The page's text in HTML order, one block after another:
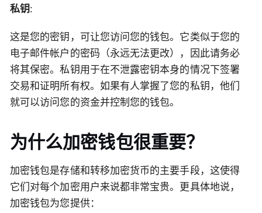
私钥:
这是您的密钥，可让您访问您的钱包。它类似于您的
电子邮件帐户的密码（永远无法更改），因此请务必
将其保密。私钥用于在不泄露密钥本身的情况下签署
交易和证明所有权。如果有人掌握了您的私钥，他们
就可以访问您的资金并控制您的钱包。
为什么加密钱包很重要？
加密钱包是存储和转移加密货币的主要手段，这使得
它们对每个加密用户来说都非常宝贵。更具体地说，
加密钱包为您提供：